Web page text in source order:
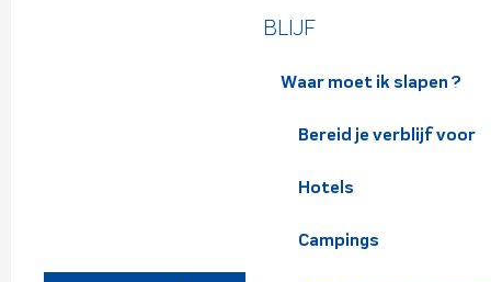
BLIJF
Waar moet ik slapen ?
Bereid je verblijf voor
Hotels
Campings